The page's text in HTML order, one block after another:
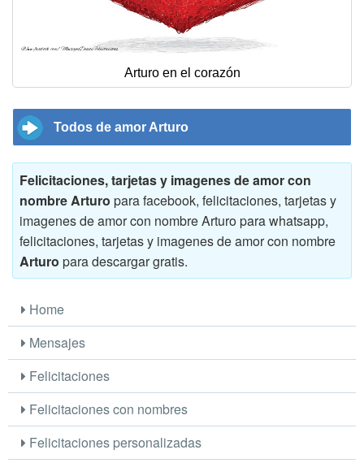
Arturo en el corazón
Todos de amor Arturo
Felicitaciones, tarjetas y imagenes de amor con
nombre Arturo para facebook, felicitaciones, tarjetas y
imagenes de amor con nombre Arturo para whatsapp,
felicitaciones, tarjetas y imagenes de amor con nombre
Arturo para descargar gratis.
Home
Mensajes
Felicitaciones
Felicitaciones con nombres
Felicitaciones personalizadas